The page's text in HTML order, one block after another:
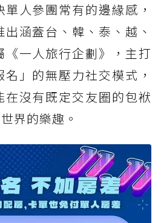
人參團常有的邊緣感，
涵蓋台、韓、泰、越、
《一人旅行企劃》，主打
名」的無壓力社交模式，
沒有既定交友圈的包袱
界的樂趣。